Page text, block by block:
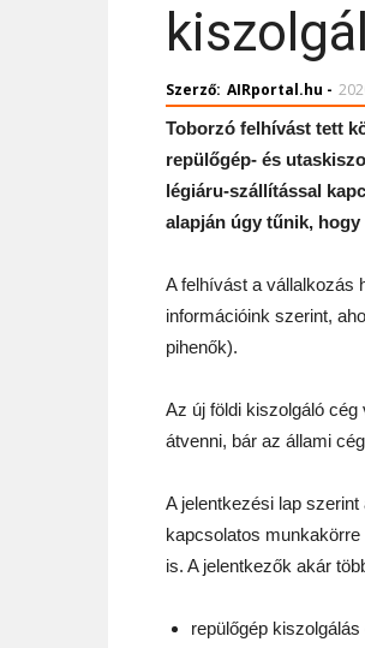
Szerző: AIRportal.hu -
Toborzó felhívást tett
repülőgép- és
légiáru-szállítással
alapján úgy tűnik,
A felhívást a vállalkozás
információink szerint,
pihenők).
Az új földi kiszolgáló cég
átvenni, bár az állami
A jelentkezési lap
kapcsolatos
is. A jelentkezők akár
repülőgép